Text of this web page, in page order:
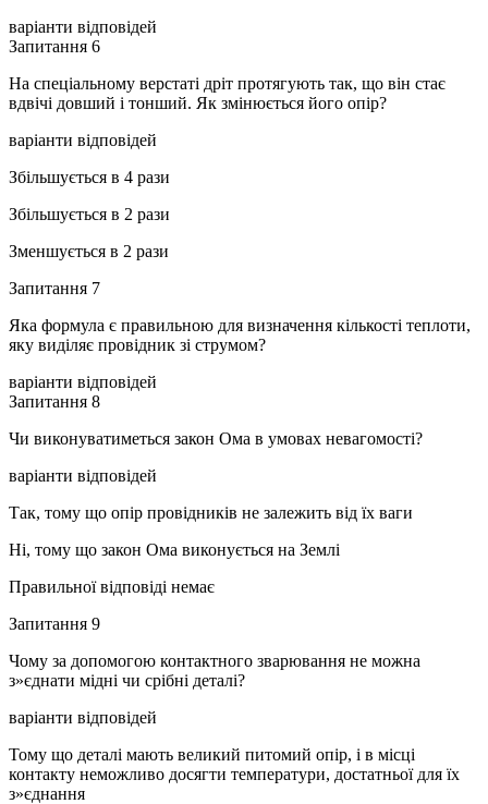
варіанти відповідей
Запитання 6
На спеціальному верстаті дріт протягують так, що він стає
вдвічі довший і тонший. Як змінюється його опір?
варіанти відповідей
Збільшується в 4 рази
Збільшується в 2 рази
Зменшується в 2 рази
Запитання 7
Яка формула є правильною для визначення кількості теплоти,
яку виділяє провідник зі струмом?
варіанти відповідей
Запитання 8
Чи виконуватиметься закон Ома в умовах невагомості?
варіанти відповідей
Так, тому що опір провідників не залежить від їх ваги
Ні, тому що закон Ома виконується на Землі
Правильної відповіді немає
Запитання 9
Чому за допомогою контактного зварювання не можна
з»єднати мідні чи срібні деталі?
варіанти відповідей
Тому що деталі мають великий питомий опір, і в місці
контакту неможливо досягти температури, достатньої для їх
з»єднання